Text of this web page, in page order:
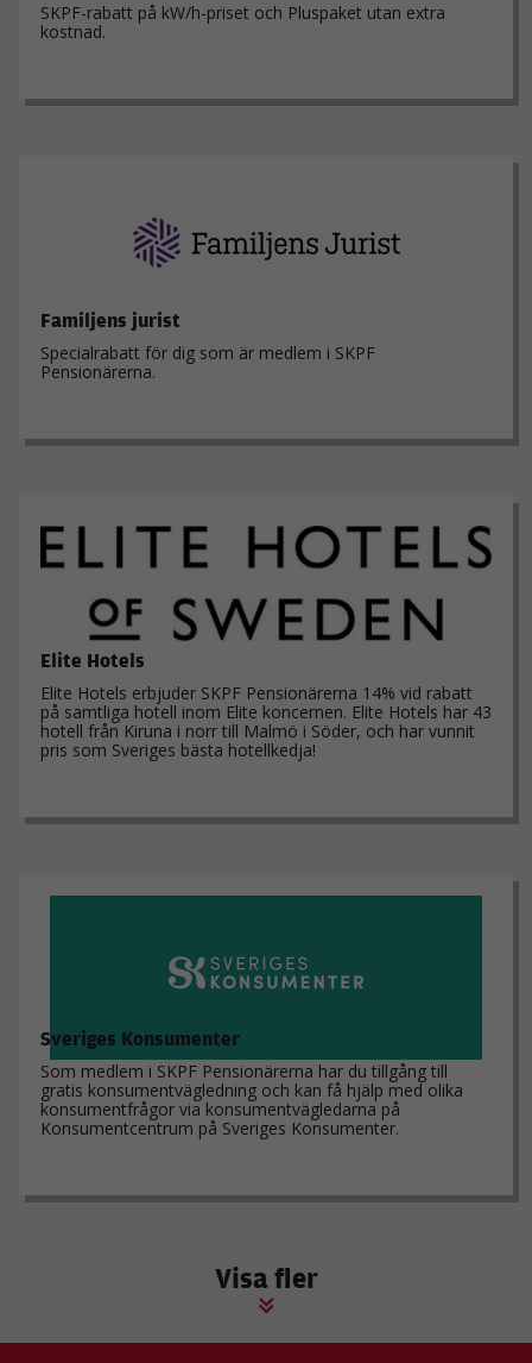
SKPF-rabatt på kW/h-priset och Pluspaket utan extra
kostnad.
Familjens jurist
Specialrabatt för dig som är medlem i SKPF
Pensionärerna.
Elite Hotels
Elite Hotels erbjuder SKPF Pensionärerna 14% vid rabatt
på samtliga hotell inom Elite koncernen. Elite Hotels har 43
hotell från Kiruna i norr till Malmö i Söder, och har vunnit
pris som Sveriges bästa hotellkedja!
Sveriges Konsumenter
Som medlem i SKPF Pensionärerna har du tillgång till
gratis konsumentvägledning och kan få hjälp med olika
konsumentfrågor via konsumentvägledarna på
Konsumentcentrum på Sveriges Konsumenter.
Visa fler
välja bort. De
taget ska
fungera.
Statistik
För att vi ska
förbättra
hemsidans
funktionalitet
och
hur
För att vår
hemsida ska
ditt besök.
Om du nekar
de här
kakorna
att försvinna
Genom att dela